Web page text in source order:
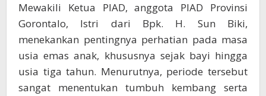
Mewakili Ketua PIAD, anggota PIAD Provinsi
Gorontalo, Istri dari Bpk. H. Sun Biki,
menekankan pentingnya perhatian pada masa
usia emas anak, khususnya sejak bayi hingga
usia tiga tahun. Menurutnya, periode tersebut
sangat menentukan tumbuh kembang serta